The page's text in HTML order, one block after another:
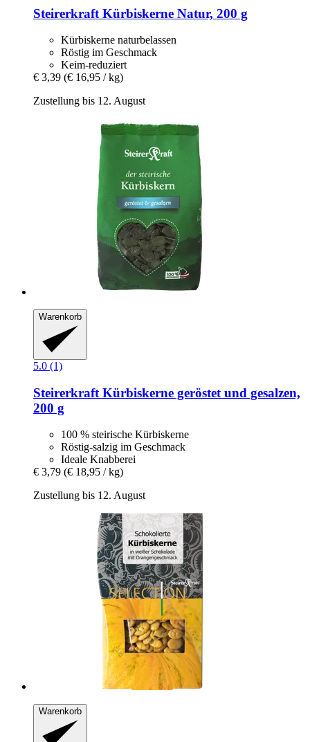
Steirerkraft Kürbiskerne Natur, 200 g
Kürbiskerne naturbelassen
Röstig im Geschmack
Keim-reduziert
€ 3,39 (€ 16,95 / kg)
Zustellung bis 12. August
Warenkorb
5.0 (1)
Steirerkraft Kürbiskerne geröstet und gesalzen,
200 g
100 % steirische Kürbiskerne
Röstig-salzig im Geschmack
Ideale Knabberei
€ 3,79 (€ 18,95 / kg)
Zustellung bis 12. August
Warenkorb